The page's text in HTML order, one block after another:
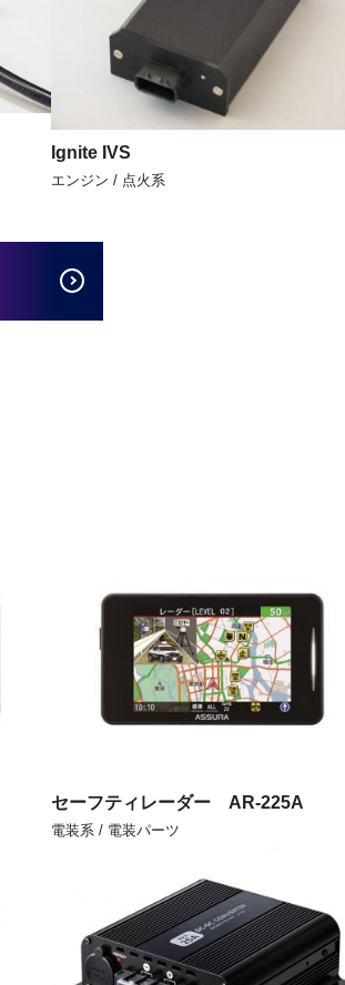
Ignite IVS
エンジン / 点火系
セーフティレーダー AR-225A
電装系 / 電装パーツ